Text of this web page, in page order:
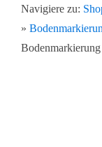
Navigiere zu:
»